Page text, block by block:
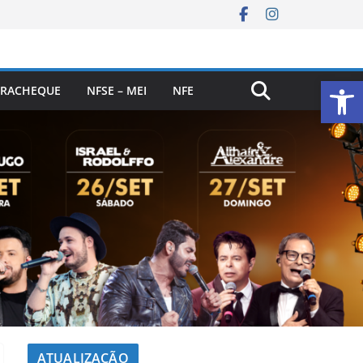
NFSE – MEI NFE
ATUALIZAÇÃO